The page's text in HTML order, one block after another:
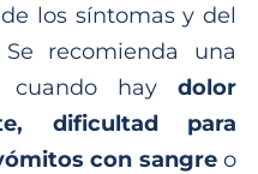
los síntomas y del
recomienda una
cuando hay dolor
dificultad para
con sangreo